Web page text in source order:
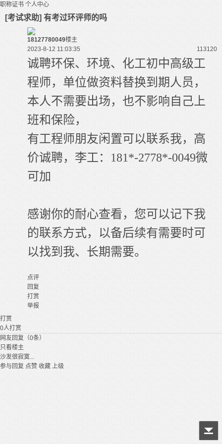
职称证书 个人中心
[考试求助] 有考过环评师的吗
18127780049楼主
2023-8-12 11:03:35
113120
诚聘环保、环境、化工初中高级工
程师，单位做资料替换到期人员，
本人不需要出场，也不影响自己上
班和保险，
有工程师朋友闲置可以联系我，高
价诚聘， 李工 ： 181*-2778*-0049微
可加
感谢你的耐心查看，您可以记下我
的联系方式，以备后续有需要时可
以找到我、长期需要。
点评
回复
打赏
举报
打赏
0人打赏
网友回复（0条）
只看楼主
沙发很寂寞...
参与回复 点赞 收藏 上级